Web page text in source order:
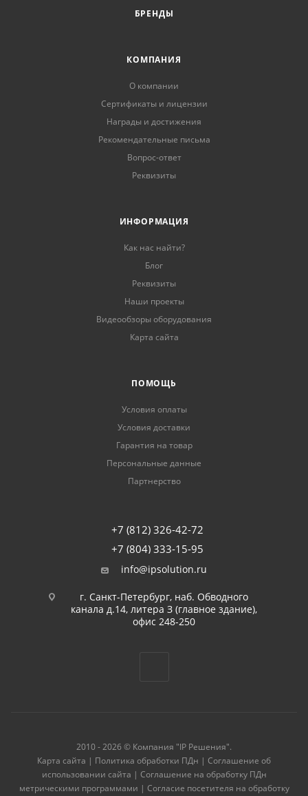
БРЕНДЫ
КОМПАНИЯ
О компании
Сертификаты и лицензии
Награды и достижения
Рекомендательные письма
Вопрос-ответ
Реквизиты
ИНФОРМАЦИЯ
Как нас найти?
Блог
Реквизиты
Наши проекты
Видеообзоры оборудования
Карта сайта
ПОМОЩЬ
Условия оплаты
Условия доставки
Гарантия на товар
Персональные данные
Партнерство
+7 (812) 326-42-72
+7 (804) 333-15-95
info@ipsolution.ru
г. Санкт-Петербург, наб. Обводного
канала д.14, литера З (главное здание),
офис 248-250
2010 - 2026 © Компания "IP Решения".
Карта сайта | Политика обработки ПДн | Соглашение об
использовании сайта | Соглашение на обработку ПДн
метрическими программами | Согласие посетителя на обработку